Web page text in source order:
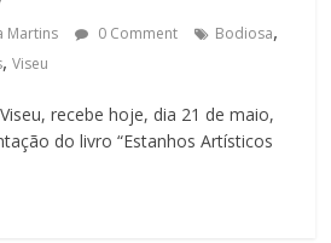
Martins 0 Comment Bodiosa,
,Viseu
recebe hoje, dia 21 de maio,
do livro “Estanhos Artísticos